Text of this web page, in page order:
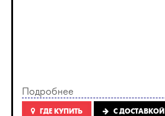
Подробнее
ГДЕ КУПИТЬ C ДОСТАВКОЙ